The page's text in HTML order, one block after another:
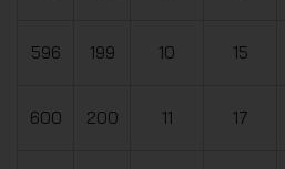
596 199 10 15
600 200 11 17